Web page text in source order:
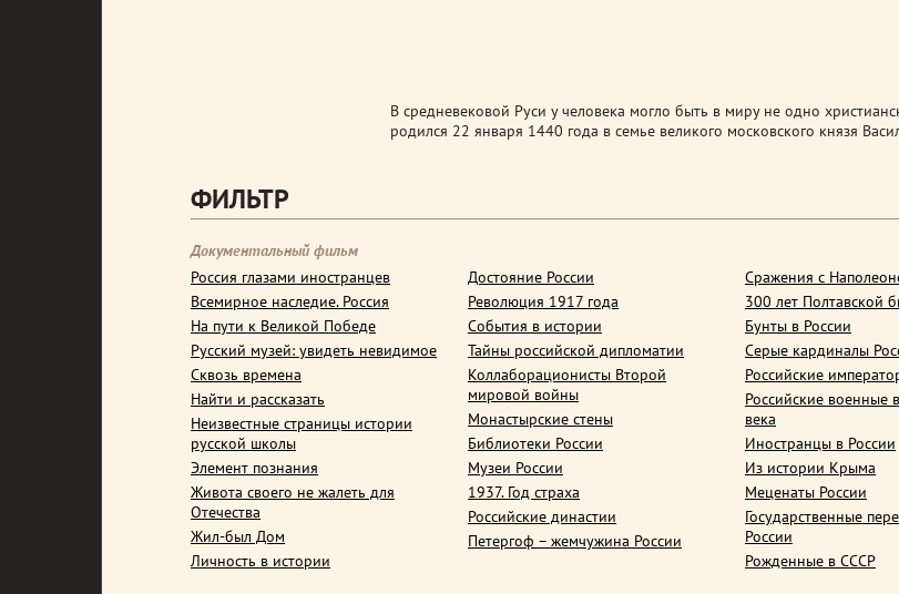
В средневековой Руси у человека могло быть в миру не одно
родился 22 января 1440 года в семье великого московского князя
ФИЛЬТР
Документальный фильм
Россия глазами иностранцев
Всемирное наследие. Россия
На пути к Великой Победе
Русский музей: увидеть невидимое
Сквозь времена
Найти и рассказать
Неизвестные страницы истории
русской школы
Элемент познания
Живота своего не жалеть для
Отечества
Жил-был Дом
Личность в истории
Достояние России
Революция 1917 года
События в истории
Тайны российской дипломатии
Коллаборационисты Второй
мировой войны
Монастырские стены
Библиотеки России
Музеи России
1937. Год страха
Российские династии
Петергоф – жемчужина России
Сражения с
300 лет Полтавской
Бунты в России
Серые кардиналы
Российские
Российские военные
века
Иностранцы в России
Из истории Крыма
Меценаты России
Государственные
России
Рожденные в СССР